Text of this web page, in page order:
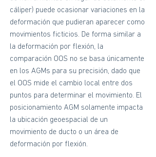
cáliper) puede ocasionar variaciones en la
deformación que pudieran aparecer como
movimientos ficticios. De forma similar a
la deformación por flexión, la
comparación OOS no se basa únicamente
en los AGMs para su precisión, dado que
el OOS mide el cambio local entre dos
puntos para determinar el movimiento. El
posicionamiento AGM solamente impacta
la ubicación geoespacial de un
movimiento de ducto o un área de
deformación por flexión.